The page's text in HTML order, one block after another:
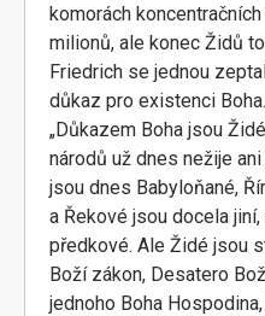
komorách
milionů, ale konec Židů
Friedrich se jednou
důkaz pro existenci
„Důkazem Boha jsou
národů už dnes nežije
jsou dnes Babyloňané,
a Řekové jsou docela
předkové. Ale Židé jsou
Boží zákon, Desatero
jednoho Boha